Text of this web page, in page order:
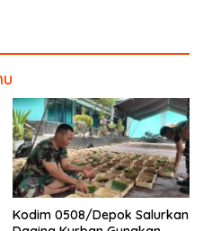
Kodim 0508/Depok Salurkan